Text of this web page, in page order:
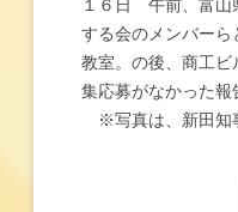
１６日 午前、富山
する会のメンバーら
教室。の後、商工
集応募がなかった報
※写真は、新田知